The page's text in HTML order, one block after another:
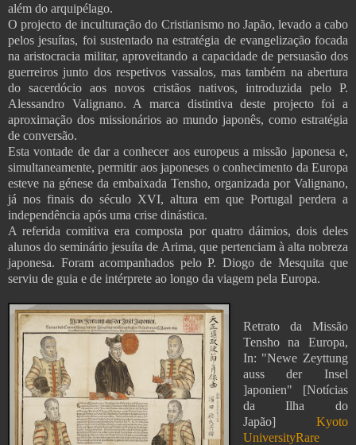
além do arquipélago.
O projecto de inculturação do Cristianismo no Japão, levado a cabo
pelos jesuítas, foi sustentado na estratégia de evangelização focada
na aristocracia militar, aproveitando a capacidade de persuasão dos
guerreiros junto dos respetivos vassalos, mas também na abertura
do sacerdócio aos novos cristãos nativos, introduzida pelo P.
Alessandro Valignano. A marca distintiva deste projecto foi a
aproximação dos missionários ao mundo japonês, como estratégia
de conversão.
Esta vontade de dar a conhecer aos europeus a missão japonesa e,
simultaneamente, permitir aos japoneses o conhecimento da Europa
esteve na génese da embaixada Tensho, organizada por Valignano,
já nos finais do século XVI, altura em que Portugal perdera a
independência após uma crise dinástica.
A referida comitiva era composta por quatro dáimios, dois deles
alunos do seminário jesuíta de Arima, que pertenciam à alta nobreza
japonesa. Foram acompanhados pelo P. Diogo de Mesquita que
serviu de guia e de intérprete ao longo da viagem pela Europa.
Retrato da Missão
Tensho na Europa,
In: "Newe Zeyttung
auss der Insel
]aponien" [Notícias
da Ilha do
Japão] Kyoto
UniversityRare